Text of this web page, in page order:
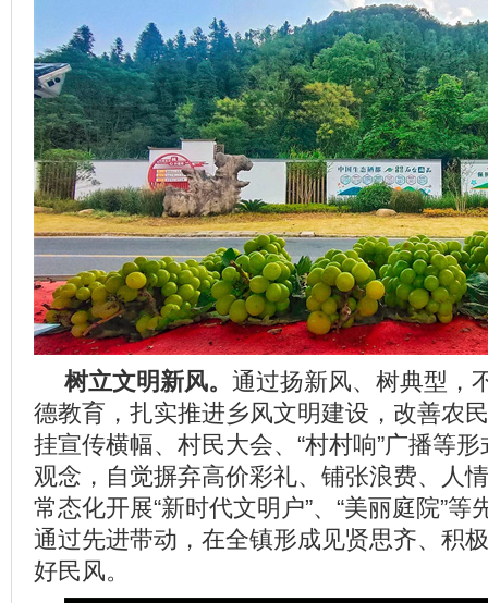
树立文明新风。 通过扬新风、树典型，
德教育，扎实推进乡风文明建设，改善农
挂宣传横幅、村民大会、“村村响”广播等
观念，自觉摒弃高价彩礼、铺张浪费、人
常态化开展“新时代文明户”、“美丽庭院”
通过先进带动，在全镇形成见贤思齐、积
好民风。